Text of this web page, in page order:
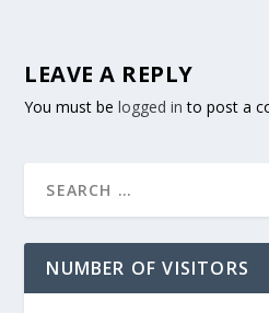
LEAVE A REPLY
You must belogged in to post a
NUMBER OF VISITORS